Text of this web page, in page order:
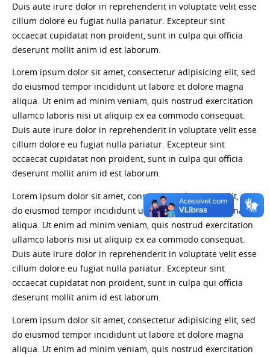
Duis aute irure dolor in reprehenderit in voluptate velit esse
cillum dolore eu fugiat nulla pariatur. Excepteur sint
occaecat cupidatat non proident, sunt in culpa qui officia
deserunt mollit anim id est laborum.
Lorem ipsum dolor sit amet, consectetur adipisicing elit, sed
do eiusmod tempor incididunt ut labore et dolore magna
aliqua. Ut enim ad minim veniam, quis nostrud exercitation
ullamco laboris nisi ut aliquip ex ea commodo consequat.
Duis aute irure dolor in reprehenderit in voluptate velit esse
cillum dolore eu fugiat nulla pariatur. Excepteur sint
occaecat cupidatat non proident, sunt in culpa qui officia
deserunt mollit anim id est laborum.
Lorem ipsum dolor sit amet, consectetur adipisicing elit, sed
do eiusmod tempor incididunt ut labore et dolore magna
aliqua. Ut enim ad minim veniam, quis nostrud exercitation
ullamco laboris nisi ut aliquip ex ea commodo consequat.
Duis aute irure dolor in reprehenderit in voluptate velit esse
cillum dolore eu fugiat nulla pariatur. Excepteur sint
occaecat cupidatat non proident, sunt in culpa qui officia
deserunt mollit anim id est laborum.
Lorem ipsum dolor sit amet, consectetur adipisicing elit, sed
do eiusmod tempor incididunt ut labore et dolore magna
aliqua. Ut enim ad minim veniam, quis nostrud exercitation